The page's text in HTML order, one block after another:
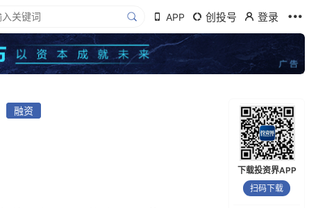
APP 创投号 登录
融资
下载投资界APP
扫码下载